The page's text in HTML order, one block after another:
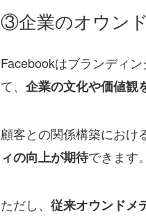
③企業のオウン
Facebookはブランディン
て、 企業の文化や価値観
顧客との関係構築におけ
ィの向上が期待できます
ただし、 従来オウンドメ